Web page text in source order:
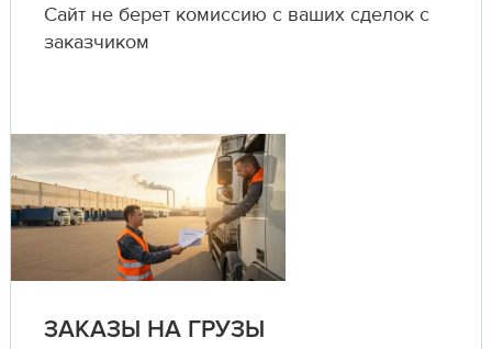
Сайт не берет комиссию с ваших сделок с
заказчиком
ЗАКАЗЫ НА ГРУЗЫ